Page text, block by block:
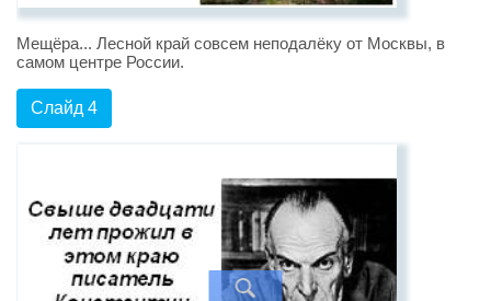
Мещёра... Лесной край совсем неподалёку от Москвы, в
самом центре России.
Слайд 4